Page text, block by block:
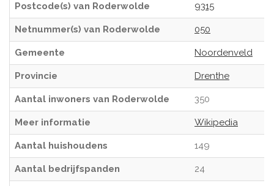
Postcode(s) van Roderwolde 9315
Netnummer(s) van Roderwolde 050
Gemeente Noordenveld
Provincie Drenthe
Aantal inwoners van Roderwolde 350
Meer informatie Wikipedia
Aantal huishoudens 149
Aantal bedrijfspanden 24